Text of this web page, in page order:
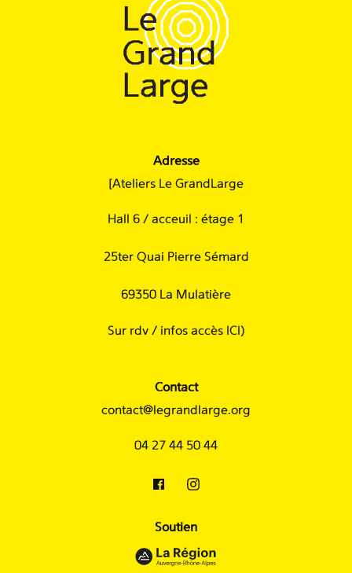
Adresse
[Ateliers Le GrandLarge
Hall 6 / acceuil : étage 1
25ter Quai Pierre Sémard
69350 La Mulatière
Sur rdv / infos accès ICI)
Contact
contact@legrandlarge.org
04 27 44 50 44
Soutien